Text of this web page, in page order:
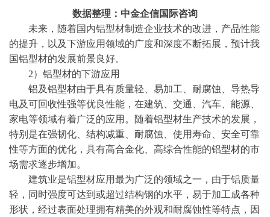
数据整理：中金企信国际咨询
未来，随着国内铝型材制造企业技术的改进，产品性能
的提升，以及下游应用领域的广度和深度不断拓展，预计我
国铝型材的发展前景良好。
2） 铝型材的下游应用
铝及铝型材由于具有质量轻、易加工、耐腐蚀、导热导
电及可回收性强等优良性能，在建筑、交通、汽车、能源、
家电等领域有着广泛的应用。随着铝型材生产技术的发展，
特别是在强韧化、结构减重、耐腐蚀、使用寿命、安全可靠
性等方面的优化，具有高合金化、高综合性能的铝型材的市
场需求逐步增加。
建筑业是铝型材应用最为广泛的领域之一，由于铝质量
轻，同时强度可达到或超过结构钢的水平，易于加工成各种
形状，经过表面处理拥有精美的外观和耐腐蚀性等特点，因